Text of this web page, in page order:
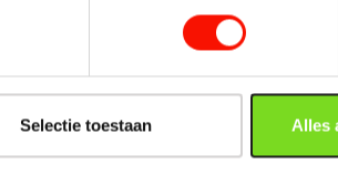
Selectie toestaan Alles